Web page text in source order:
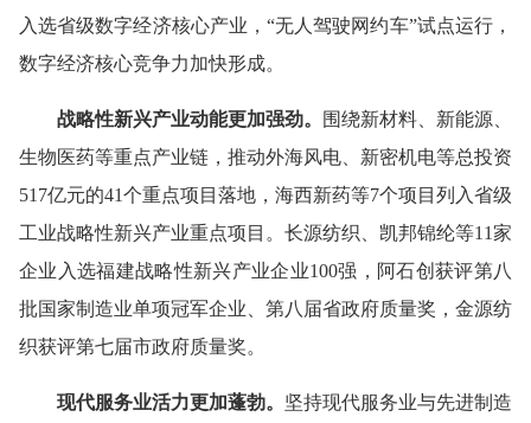
入选省级数字经济核心产业，“无人驾驶网约车”试点运行，
数字经济核心竞争力加快形成。
战略性新兴产业动能更加强劲。
围绕新材料、新能源、
生物医药等重点产业链，推动外海风电、新密机电等总投资
517亿元的41个重点项目落地，海西新药等7个项目列入省级
工业战略性新兴产业重点项目。长源纺织、凯邦锦纶等11家
企业入选福建战略性新兴产业企业100强，阿石创获评第八
批国家制造业单项冠军企业、第八届省政府质量奖，金源纺
织获评第七届市政府质量奖。
现代服务业活力更加蓬勃。 坚持现代服务业与先进制造